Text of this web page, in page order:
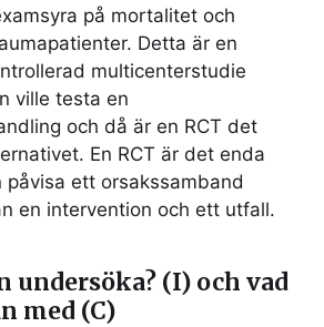
på mortalitet och
Detta är en
multicenterstudie
ville testa en
och då är en RCT det
En RCT är det enda
påvisa ett orsakssamband
en intervention och ett utfall.
undersöka? (I) och vad
med (C)